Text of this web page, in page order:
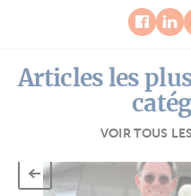
Articles les
VOIR TOUS